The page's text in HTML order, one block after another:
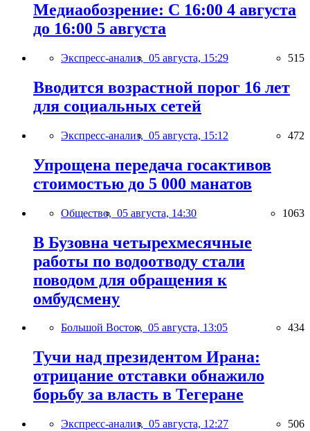
Медиаобозрение: С 16:00 4 августа
до 16:00 5 августа
Экспресс-анализ, 05 августа, 15:29 515
Вводится возрастной порог 16 лет
для социальных сетей
Экспресс-анализ, 05 августа, 15:12 472
Упрощена передача госактивов
стоимостью до 5 000 манатов
Общество, 05 августа, 14:30 1063
В Бузовна четырехмесячные
работы по водоотводу стали
поводом для обращения к
омбудсмену
Большой Восток, 05 августа, 13:05 434
Тучи над президентом Ирана:
отрицание отставки обнажило
борьбу за власть в Тегеране
Экспресс-анализ, 05 августа, 12:27 506